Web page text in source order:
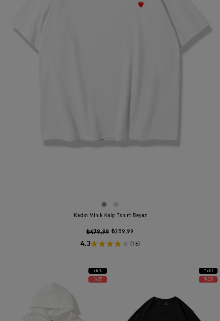
Kadın Minik Kalp Tshirt Beyaz
₺359,99
₺479,99
4.3 (16)
YENI
ÜRÜN
%25
YENI
ÜRÜN
%25